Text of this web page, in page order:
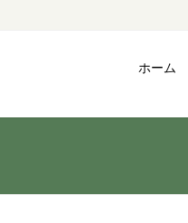
ホーム